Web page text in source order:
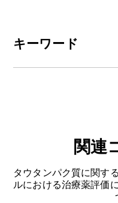
metabolism in mild
independently of
influenced by Aβ.
clinical translation.J.
Neuroinflammation.,
10.1186/s12974-023-
Escartin, C., Galea, E.,
キーワード
ベロープを持たないウ
要な特徴により、AAV
ク技術や遺伝子治療の
関連
タウタンパク質に関す
ルにおける治療薬評価